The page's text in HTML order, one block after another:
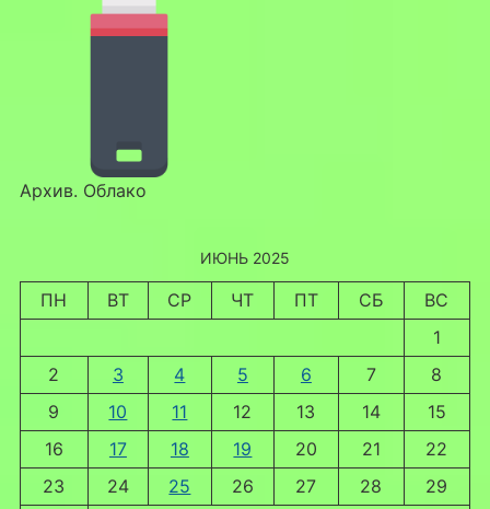
Архив. Облако
ИЮНЬ 2025
ПН ВТ СР ЧТ ПТ СБ
ВС
1
2
3 4 5 6 7
8
9
10 11 12 13 14
15
16
17 18 19 20 21
22
23
24 25 26 27 28
29